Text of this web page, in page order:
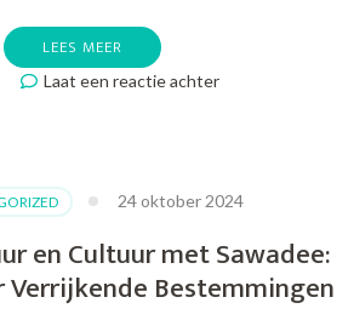
LEES MEER
Laat een reactie achterop
Moderne
24 oktober 2024
en Cultuur met Sawadee:
Verrijkende Bestemmingen